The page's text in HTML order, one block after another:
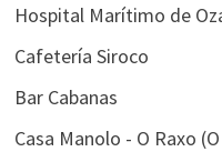
Hospital Marítimo de
Cafetería Siroco
Bar Cabanas
Casa Manolo - O Raxo